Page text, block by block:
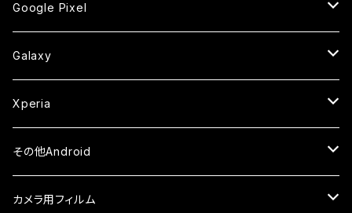
ガラスフィルム
セラミックフィルム
iPhoneXSMax
ガラスフィルム
セラミックフィルム
ガラスフィルム
ケース
ガラスフィルム
セラミックフィルム
iPhone7
ガラスフィルム
セラミックフィルム
iPhone6s
ガラスフィルム
ケース・カバー
iPhone6
ガラスフィルム
ケース・カバー
iPhone6Plus
ガラスフィルム
ケース
iPhone6sPlus
ガラスフィルム
ケース
iPhone7Plus
ガラスフィルム
ケース
iPhone8Plus
ガラスフィルム
Google Pixel
ガラスフィルム
セラミックフィルム
ケース
Galaxy
ガラスフィルム
セラミックフィルム
ケース
Xperia
ガラスフィルム
その他Android
AQUOS
カメラ用フィルム